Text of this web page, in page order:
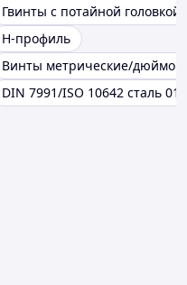
Гвинты с потайной головкой
H-профиль
Винты метрические/
DIN 7991/ISO 10642 сталь